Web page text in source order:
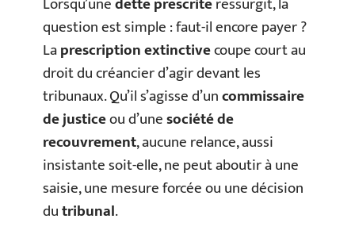
question est simple : faut-il encore payer ?
Laprescription extinctivecoupe court au
droit du créancier d’agir devant les
tribunaux. Qu’il s’agisse d’uncommissaire
de justiceou d’unesociété de
recouvrement, aucune relance, aussi
insistante soit-elle, ne peut aboutir à une
saisie, une mesure forcée ou une décision
dutribunal.